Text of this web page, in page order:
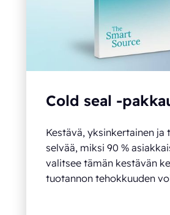
Cold seal -
Kestävä, yksinkertainen ja
selvää, miksi 90 %
valitsee tämän kestävän
tuotannon tehokkuuden